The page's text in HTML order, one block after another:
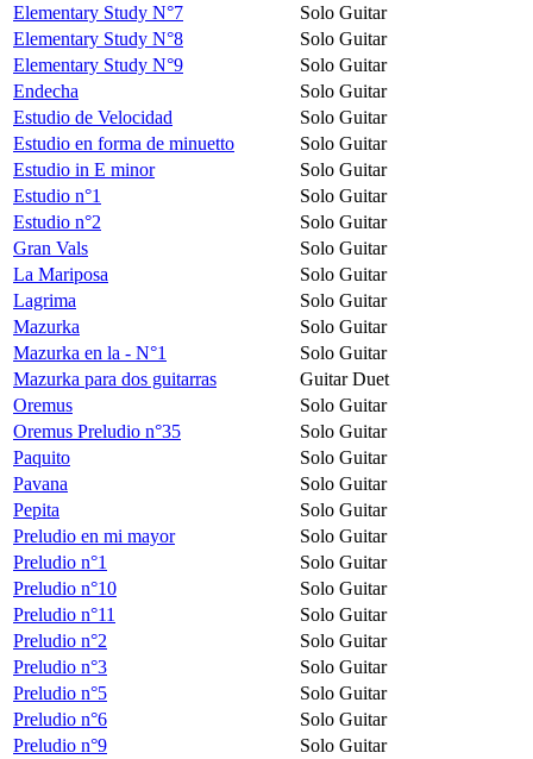
Elementary Study N°7
Solo Guitar
Elementary Study N°8
Solo Guitar
Elementary Study N°9
Solo Guitar
Endecha
Solo Guitar
Estudio de Velocidad
Solo Guitar
Estudio en forma de minuetto
Solo Guitar
Estudio in E minor
Solo Guitar
Estudio n°1
Solo Guitar
Estudio n°2
Solo Guitar
Gran Vals
Solo Guitar
La Mariposa
Solo Guitar
Lagrima
Solo Guitar
Mazurka
Solo Guitar
Mazurka en la - N°1
Solo Guitar
Mazurka para dos guitarras
Guitar Duet
Oremus
Solo Guitar
Oremus Preludio n°35
Solo Guitar
Paquito
Solo Guitar
Pavana
Solo Guitar
Pepita
Solo Guitar
Preludio en mi mayor
Solo Guitar
Preludio n°1
Solo Guitar
Preludio n°10
Solo Guitar
Preludio n°11
Solo Guitar
Preludio n°2
Solo Guitar
Preludio n°3
Solo Guitar
Preludio n°5
Solo Guitar
Preludio n°6
Solo Guitar
Preludio n°9
Solo Guitar